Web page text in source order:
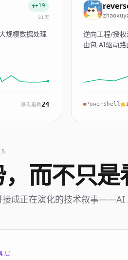
+19
31天
规模数据处理
爆发指数24
逆向工程/授
由包 AI驱动路
Kiro、Cursor
PowerShell
而不只是
接成正在演化的技术叙事
层